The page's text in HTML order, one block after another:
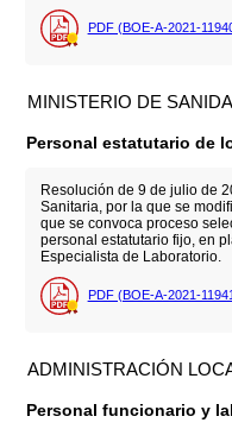
PDF (BOE-A-2021-
MINISTERIO DE
Personal estatutario de
Resolución de 9 de julio de
Sanitaria, por la que se
que se convoca proceso
personal estatutario fijo, en
Especialista de Laboratorio.
PDF (BOE-A-2021-
ADMINISTRACIÓN
Personal funcionario y